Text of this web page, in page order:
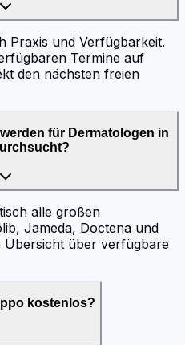
Praxis und Verfügbarkeit.
Termine auf
den nächsten freien
für Dermatologen in
alle großen
Jameda, Doctena und
Übersicht über verfügbare
kostenlos?